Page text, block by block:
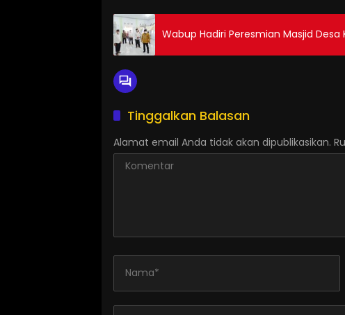
Wabup Hadiri Peresmian Masjid Desa
Tinggalkan Balasan
Alamat email Anda tidak akan dipublikasikan.